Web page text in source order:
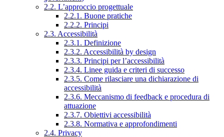
2.2. L’approccio progettuale
2.2.1. Buone pratiche
2.2.2. Principi
2.3. Accessibilità
2.3.1. Definizione
2.3.2. Accessibilità by design
2.3.3. Principi per l’accessibilità
2.3.4. Linee guida e criteri di successo
2.3.5. Come rilasciare una dichiarazione di
accessibilità
2.3.6. Meccanismo di feedback e procedura di
attuazione
2.3.7. Obiettivi accessibilità
2.3.8. Normativa e approfondimenti
2.4. Privacy